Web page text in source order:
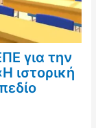
για την
ιστορική